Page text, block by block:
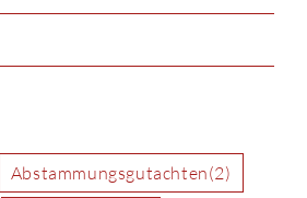
Abstammungsgutachten(2)